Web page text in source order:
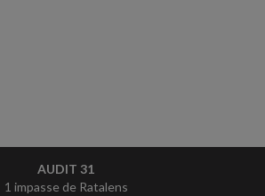
AUDIT 31
1 impasse de Ratalens